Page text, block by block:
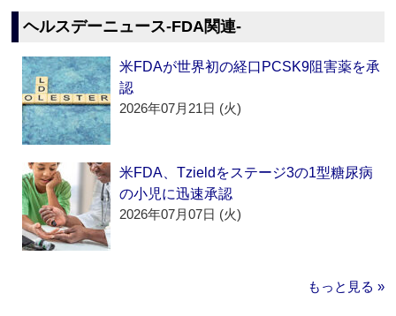
ヘルスデーニュース‐FDA関連‐
米FDAが世界初の経口PCSK9阻害薬を承
認
2026年07月21日 (火)
米FDA、Tzieldをステージ3の1型糖尿病
の小児に迅速承認
2026年07月07日 (火)
もっと見る »